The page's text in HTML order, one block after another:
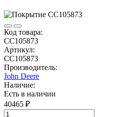
Код товара:
CC105873
Артикул:
CC105873
Производитель:
John Deere
Наличие:
Есть в наличии
40465 ₽